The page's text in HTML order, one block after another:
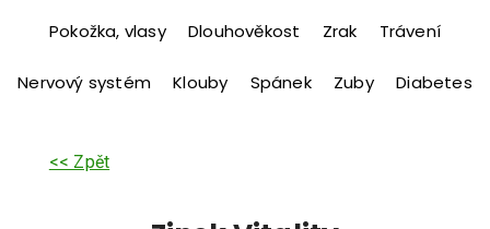
Pokožka, vlasy Dlouhověkost Zrak Trávení
Nervový systém Klouby Spánek Zuby Diabetes
<< Zpět